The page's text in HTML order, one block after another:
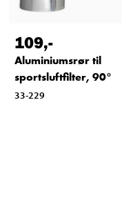
109,-
Aluminiumsrør til
sportsluftfilter, 90°
33-229